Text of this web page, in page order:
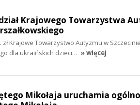
Krajowego Towarzystwa
Krajowe Towarzystwo Autyzmu w
dla ukraińskich dzieci… » więcej
Mikołaja uruchamia